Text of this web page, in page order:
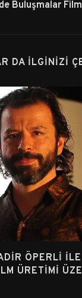
Buluşmalar
DA İLGINIZI
ÖPERLI
ÜRETIMI